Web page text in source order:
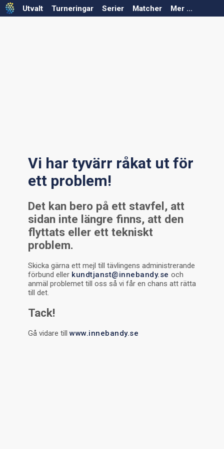
Utvalt Turneringar Serier Matcher Mer ...
Vi har tyvärr råkat ut för
ett problem!
Det kan bero på ett stavfel, att
sidan inte längre finns, att den
flyttats eller ett tekniskt
problem.
Skicka gärna ett mejl till tävlingens administrerande
förbund eller kundtjanst@innebandy.se och
anmäl problemet till oss så vi får en chans att rätta
till det.
Tack!
Gå vidare till www.innebandy.se